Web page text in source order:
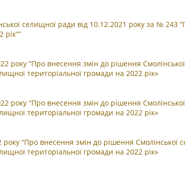
селищної ради від 10.12.2021 року за № 243
року “Про внесення змін до рішення
територіальної громади на 2022 рік»
року “Про внесення змін до рішення
територіальної громади на 2022 рік»
“Про внесення змін до рішення Смолінської
територіальної громади на 2022 рік»